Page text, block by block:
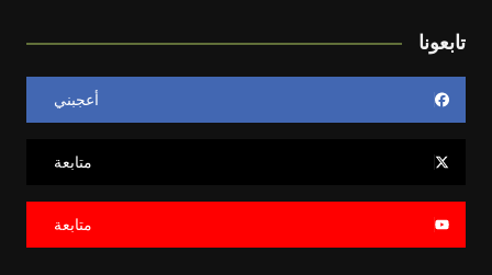
أعجبني